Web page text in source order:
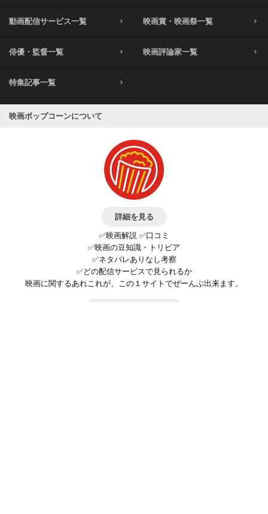
動画配信サービス一覧 映画賞・映画祭一覧
俳優・監督一覧 映画評論家一覧
特集記事一覧
映画ポップコーンについて
詳細を見る
✅映画解説 ✅口コミ
✅映画の豆知識・トリビア
✅ネタバレありなし考察
✅どの配信サービスで見られるか
映画に関するあれこれが、この１サイトでぜーんぶ出来ます。